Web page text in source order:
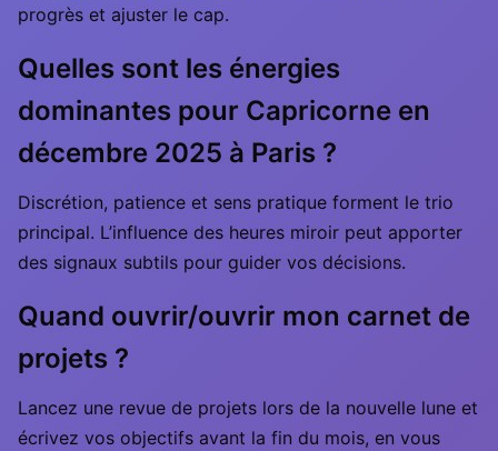
progrès et ajuster le cap.
Quelles sont les énergies
dominantes pour Capricorne en
décembre 2025 à Paris ?
Discrétion, patience et sens pratique forment le trio
principal. L’influence des heures miroir peut apporter
des signaux subtils pour guider vos décisions.
Quand ouvrir/ouvrir mon carnet de
projets ?
Lancez une revue de projets lors de la nouvelle lune et
écrivez vos objectifs avant la fin du mois, en vous